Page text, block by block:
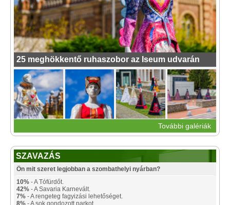
25 meghökkentő ruhaszobor az Iseum udvarán
További galériák
SZAVAZÁS
Ön mit szeret legjobban a szombathelyi nyárban?
10% - A Tófürdőt.
42% - A Savaria Karnevált.
7% - A rengeteg fagyizási lehetőséget.
8% - A sok gondozott parkot.